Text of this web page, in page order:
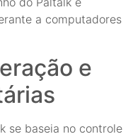
a computadores
e
se baseia no controle